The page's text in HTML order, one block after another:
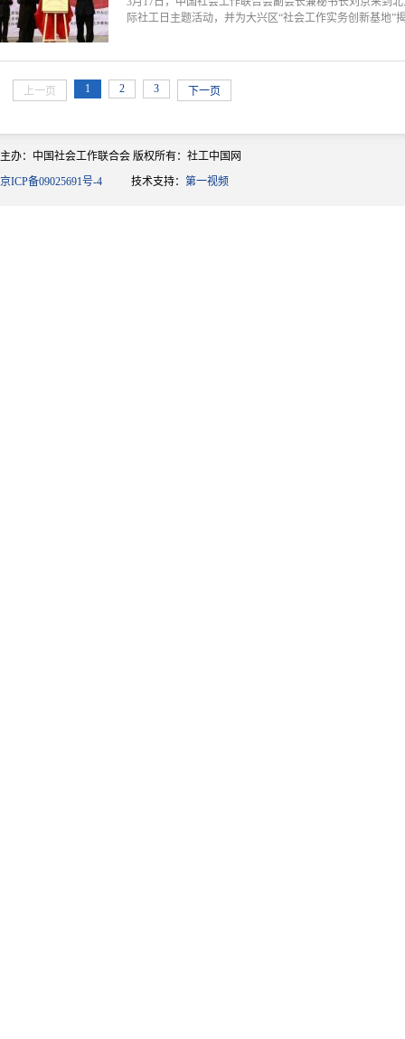
际社工日主题活动，并为大兴区“社会工作实务创新基地”
上一页 1 2 3 下一页
主办：中国社会工作联合会 版权所有：社工中国网
京ICP备09025691号-4 技术支持： 第一视频